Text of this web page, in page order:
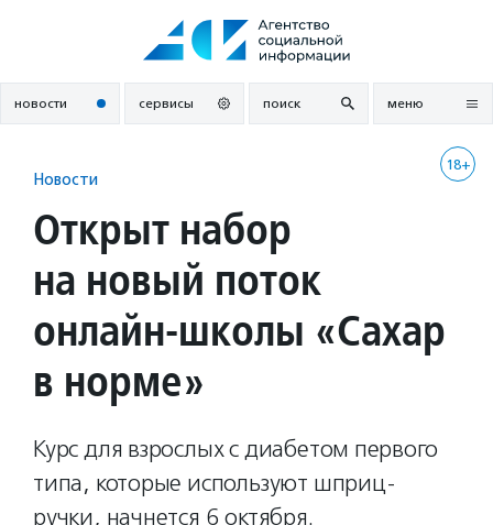
новости сервисы поиск меню
18+
Новости
Открыт набор
на новый поток
онлайн-школы «Сахар
в норме»
Курс для взрослых с диабетом первого
типа, которые используют шприц-
ручки, начнется 6 октября.